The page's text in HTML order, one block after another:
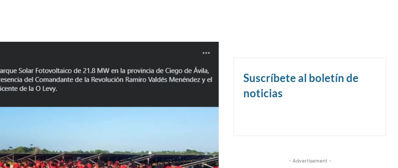
Suscríbete al boletín de
noticias
- Advertisement -